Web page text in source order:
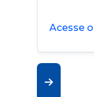
Acesse